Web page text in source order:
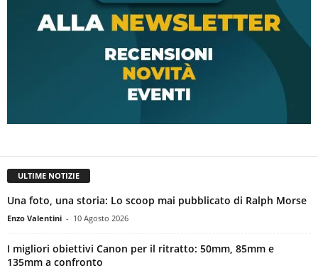
ULTIME NOTIZIE
Una foto, una storia: Lo scoop mai pubblicato di Ralph Morse
Enzo Valentini - 10 Agosto 2026
I migliori obiettivi Canon per il ritratto: 50mm, 85mm e
135mm a confronto